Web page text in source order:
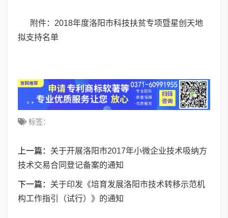
附件：2018年度洛阳市科技扶贫专项暨星创天地
拟支持名单
标签：
上一篇： 关于开展洛阳市2017年小微企业技术吸纳方
技术交易合同登记备案的通知
下一篇： 关于印发《培育发展洛阳市技术转移示范机
构工作指引（试行）》的通知